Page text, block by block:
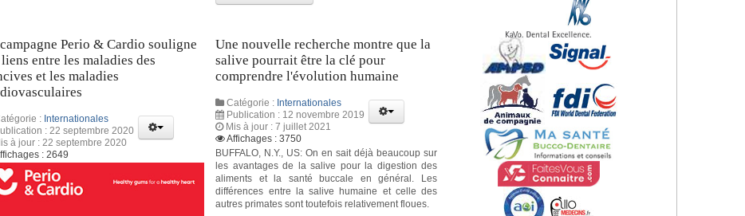
Perio & Cardio souligne
entre les maladies des
et les maladies
: Internationales
: 22 septembre 2020
à jour : 22 septembre 2020
: 2649
Une nouvelle recherche montre que la
salive pourrait être la clé pour
comprendre l'évolution humaine
Catégorie : Internationales
Publication : 12 novembre 2019
Mis à jour : 7 juillet 2021
Affichages : 3750
BUFFALO, N.Y., US: On en sait déjà beaucoup sur
les avantages de la salive pour la digestion des
aliments et la santé buccale en général. Les
différences entre la salive humaine et celle des
autres primates sont toutefois relativement floues.